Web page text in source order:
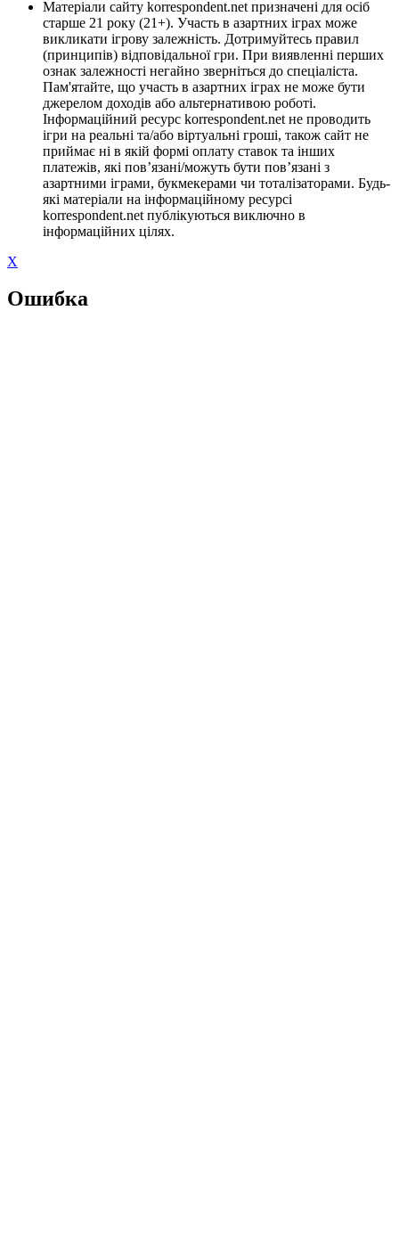
Матеріали сайту korrespondent.net призначені для осіб
старше 21 року (21+). Участь в азартних іграх може
викликати ігрову залежність. Дотримуйтесь правил
(принципів) відповідальної гри. При виявленні перших
ознак залежності негайно зверніться до спеціаліста.
Пам'ятайте, що участь в азартних іграх не може бути
джерелом доходів або альтернативою роботі.
Інформаційний ресурс korrespondent.net не проводить
ігри на реальні та/або віртуальні гроші, також сайт не
приймає ні в якій формі оплату ставок та інших
платежів, які пов’язані/можуть бути пов’язані з
азартними іграми, букмекерами чи тоталізаторами. Будь-
які матеріали на інформаційному ресурсі
korrespondent.net публікуються виключно в
інформаційних цілях.
X
Ошибка